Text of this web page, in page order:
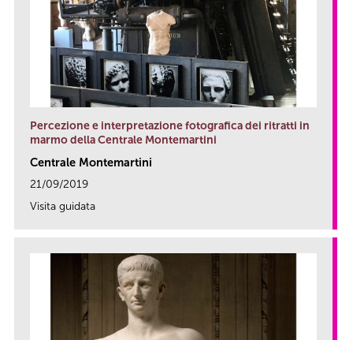
Percezione e interpretazione fotografica dei ritratti in
marmo della Centrale Montemartini
Centrale Montemartini
21/09/2019
Visita guidata